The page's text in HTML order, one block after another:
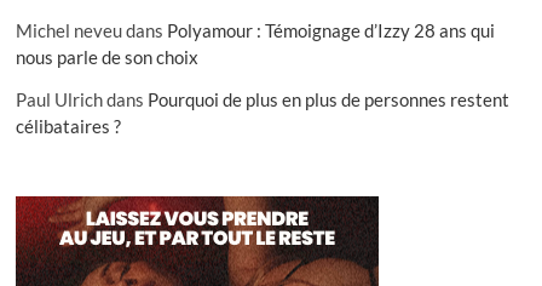
Michel neveudans Polyamour : Témoignage d’Izzy 28 ans qui
nous parle de son choix
Paul Ulrichdans Pourquoi de plus en plus de personnes restent
célibataires ?